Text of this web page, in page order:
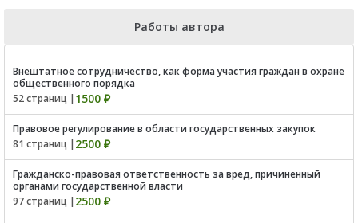
Работы автора
Внештатное сотрудничество, как форма участия граждан в охране
общественного порядка
52 страниц | 1500 ₽
Правовое регулирование в области государственных закупок
81 страниц | 2500 ₽
Гражданско-правовая ответственность за вред, причиненный
органами государственной власти
97 страниц | 2500 ₽